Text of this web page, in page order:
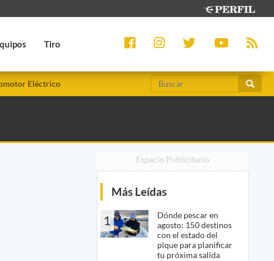
Tiro
Eléctrico
Espacio Publicitario
Más Leídas
1
Dónde pescar en
agosto: 150 destinos
con el estado del
pique para planificar
tu próxima salida